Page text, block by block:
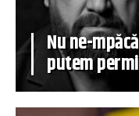
Nu ne-
putem